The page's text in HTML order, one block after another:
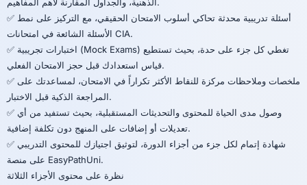
الذهنية، والجداول المقارنة لأهم المفاهيم.
✅ أسئلة تدريبية محدثة تحاكي أسلوب الامتحان الحقيقي، مع التركيز على نمط
الأسئلة الشائعة في امتحانات CIA.
✅ اختبارات تجريبية (Mock Exams) تغطي كل جزء على حدة، بحيث تستطيع
قياس استعدادك قبل حجز الامتحان الفعلي.
✅ ملخصات وملاحظات مركزة للنقاط الأكثر تكراراً في الامتحان، لمساعدتك على
المراجعة الذكية قبل الاختبار.
✅ وصول مدى الحياة للمحتوى والتحديثات المستقبلية، بحيث تستفيد من أي
تعديلات أو إضافات على المنهج دون تكلفة إضافية.
✅ شهادة إتمام لكل جزء من أجزاء الدورة، لتوثيق اجتيازك للمحتوى التدريبي
على منصة EasyPathUni.
نظرة على محتوى الأجزاء الثلاثة